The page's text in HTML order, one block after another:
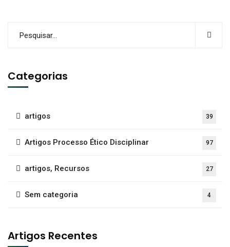
Categorias
artigos 39
Artigos Processo Ético Disciplinar 97
artigos, Recursos 27
Sem categoria 4
Artigos Recentes